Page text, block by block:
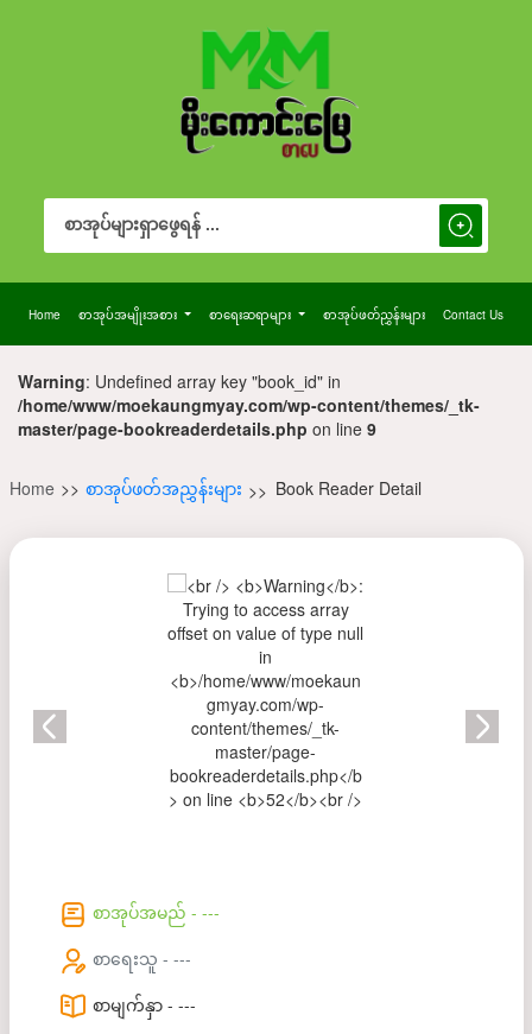
Search
for:
Search Button
Home စာအုပ်အမျိုးအစား စာရေးဆရာများ စာအုပ်ဖတ်ညွှန်းများ Contact Us
Warning: Undefined array key "book_id" in
/home/www/moekaungmyay.com/wp-content/themes/_tk-
master/page-bookreaderdetails.php on line 9
Home >> စာအုပ်ဖတ်အညွှန်းများ >> Book Reader Detail
စာအုပ်အမည် - ---
စာရေးသူ - ---
စာမျက်နှာ - ---